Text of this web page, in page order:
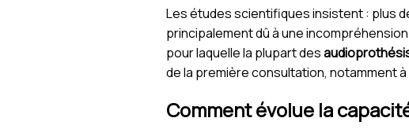
Les études scientifiques insistent : plus
principalement dû à une
pour laquelle la plupart des
de la première consultation, notamment à
Comment évolue la